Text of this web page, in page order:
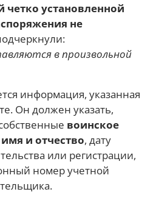
четко установленной
не
в произвольной
информация, указанная
Он должен указать,
воинское
и отчество, дату
или регистрации,
номер учетной